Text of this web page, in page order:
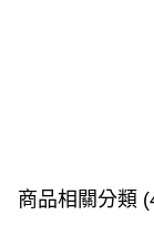
商品相關分類